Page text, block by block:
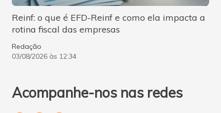
Reinf: o que é EFD-Reinf e como ela impacta a
rotina fiscal das empresas
Redação
03/08/2026 às 12:34
Acompanhe-nos nas redes